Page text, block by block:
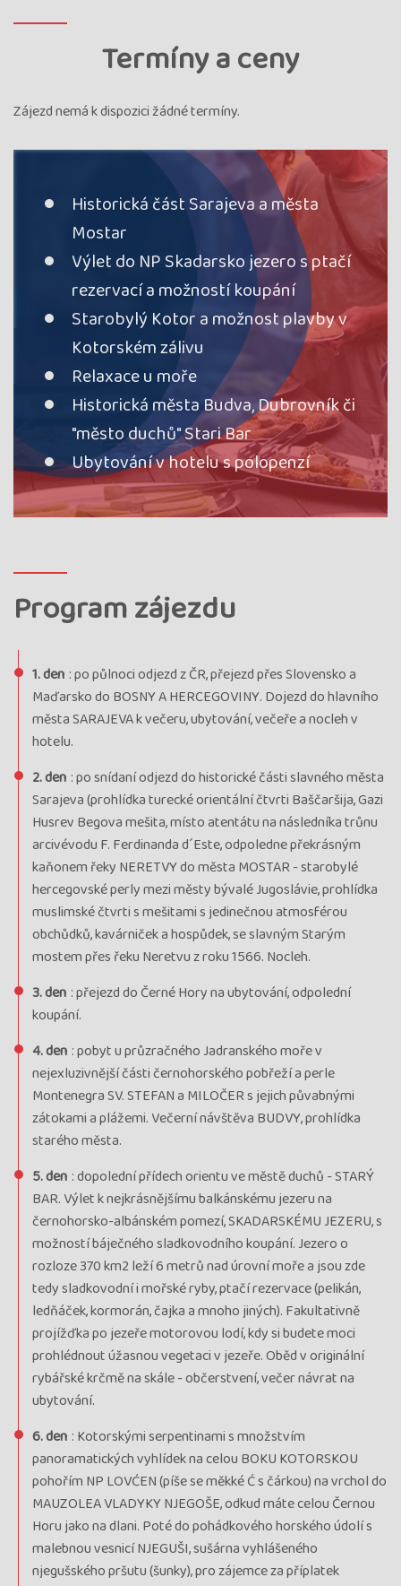
Termíny a ceny
Zájezd nemá k dispozici žádné termíny.
Historická část Sarajeva a města
Mostar
Výlet do NP Skadarsko jezero s ptačí
rezervací a možností koupání
Starobylý Kotor a možnost plavby v
Kotorském zálivu
Relaxace u moře
Historická města Budva, Dubrovník či
"město duchů" Stari Bar
Ubytování v hotelu s polopenzí
Program zájezdu
1. den : po půlnoci odjezd z ČR, přejezd přes Slovensko a
Maďarsko do BOSNY A HERCEGOVINY. Dojezd do hlavního
města SARAJEVA k večeru, ubytování, večeře a nocleh v
hotelu.
2. den : po snídaní odjezd do historické části slavného města
Sarajeva (prohlídka turecké orientální čtvrti Baščaršija, Gazi
Husrev Begova mešita, místo atentátu na následníka trůnu
arcivévodu F. Ferdinanda d´Este, odpoledne překrásným
kaňonem řeky NERETVY do města MOSTAR - starobylé
hercegovské perly mezi městy bývalé Jugoslávie, prohlídka
muslimské čtvrti s mešitami s jedinečnou atmosférou
obchůdků, kavárniček a hospůdek, se slavným Starým
mostem přes řeku Neretvu z roku 1566. Nocleh.
3. den : přejezd do Černé Hory na ubytování, odpolední
koupání.
4. den : pobyt u průzračného Jadranského moře v
nejexluzivnější části černohorského pobřeží a perle
Montenegra SV. STEFAN a MILOČER s jejich půvabnými
zátokami a plážemi. Večerní návštěva BUDVY, prohlídka
starého města.
5. den : dopolední přídech orientu ve městě duchů - STARÝ
BAR. Výlet k nejkrásnějšímu balkánskému jezeru na
černohorsko-albánském pomezí, SKADARSKÉMU JEZERU, s
možností báječného sladkovodního koupání. Jezero o
rozloze 370 km2 leží 6 metrů nad úrovní moře a jsou zde
tedy sladkovodní i mořské ryby, ptačí rezervace (pelikán,
ledňáček, kormorán, čajka a mnoho jiných). Fakultativně
projížďka po jezeře motorovou lodí, kdy si budete moci
prohlédnout úžasnou vegetaci v jezeře. Oběd v originální
rybářské krčmě na skále - občerstvení, večer návrat na
ubytování.
6. den : Kotorskými serpentinami s množstvím
panoramatických vyhlídek na celou BOKU KOTORSKOU
pohořím NP LOVĆEN (píše se měkké Ć s čárkou) na vrchol do
MAUZOLEA VLADYKY NJEGOŠE, odkud máte celou Černou
Horu jako na dlani. Poté do pohádkového horského údolí s
malebnou vesnicí NJEGUŠI, sušárna vyhlášeného
njegušského pršutu (šunky), pro zájemce za příplatek